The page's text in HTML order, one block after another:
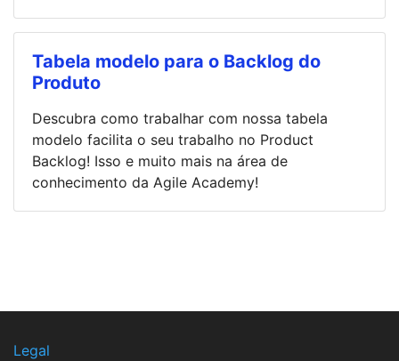
Tabela modelo para o Backlog do
Produto
Descubra como trabalhar com nossa tabela
modelo facilita o seu trabalho no Product
Backlog! Isso e muito mais na área de
conhecimento da Agile Academy!
Legal